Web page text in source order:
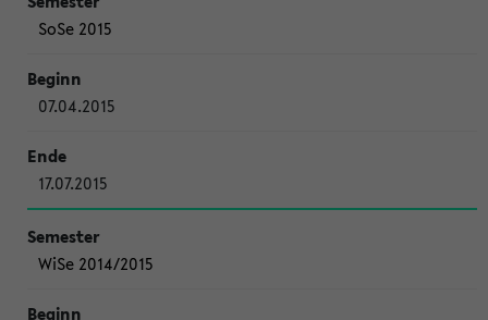
SoSe 2015
07.04.2015
17.07.2015
WiSe 2014/2015